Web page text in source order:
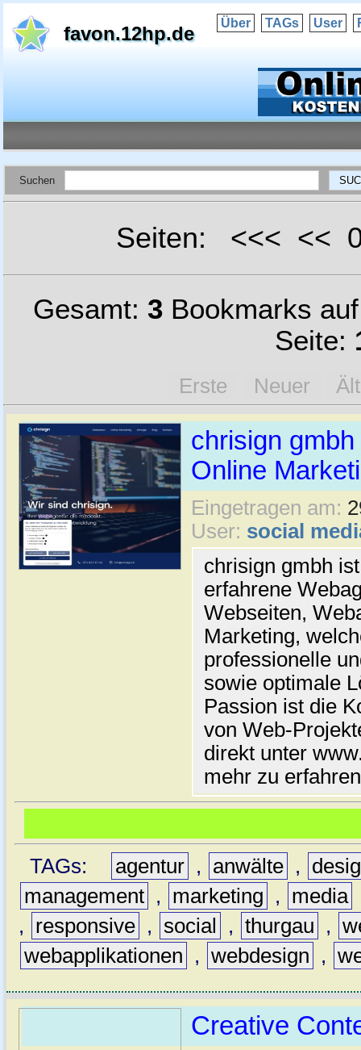
favon.12hp.de Über TAGs User
Suchen
Seiten: <<< <<
Gesamt: 3Bookmarks
Seite:
Erste Neuer
chrisign
Online
Eingetragen am:
User: social
chrisign gmbh
erfahrene
Webseiten,
Marketing,
professionelle
sowie optimale
Passion ist die
von Web-
direkt unter
mehr zu
TAGs: agentur , anwälte ,
management , marketing , media
,
responsive , social , thurgau ,
webapplikationen
, webdesign ,
Creative